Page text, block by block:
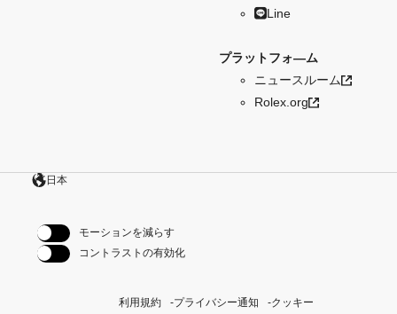
Line
プラットフォ―ム
ニュースルーム
Rolex.org
日本
モーションを減らす
コントラストの有効化
利用規約 プライバシー通知 クッキー